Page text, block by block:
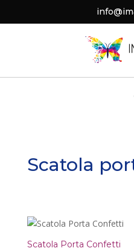
Scatola
Scatola Porta Confetti